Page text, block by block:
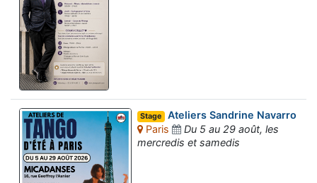
Stage Ateliers Sandrine Navarro
Paris
Du 5 au 29 août, les
mercredis et samedis